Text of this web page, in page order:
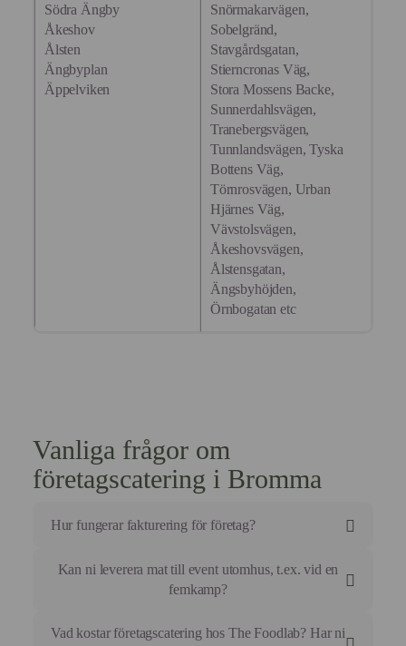
Södra Ängby
Åkeshov
Ålsten
Ängbyplan
Äppelviken
Snörmakarvägen,
Sobelgränd,
Stavgårdsgatan,
Stierncronas Väg,
Stora Mossens Backe,
Sunnerdahlsvägen,
Tranebergsvägen,
Tunnlandsvägen, Tyska
Bottens Väg,
Törnrosvägen, Urban
Hjärnes Väg,
Vävstolsvägen,
Åkeshovsvägen,
Ålstensgatan,
Ängsbyhöjden,
Örnbogatan etc
Vanliga frågor om
företagscatering i Bromma
Hur fungerar fakturering för företag?
Vi fakturerar efter godkänd kreditprövning med 30
dagars betalvilkor som standard för våra
Kan ni leverera mat till event utomhus, t.ex. vid en
femkamp?
Absolut. Vi anpassar menyvalet och
Vad kostar företagscatering hos The Foodlab? Har ni